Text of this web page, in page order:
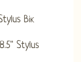
Вік
Stylus